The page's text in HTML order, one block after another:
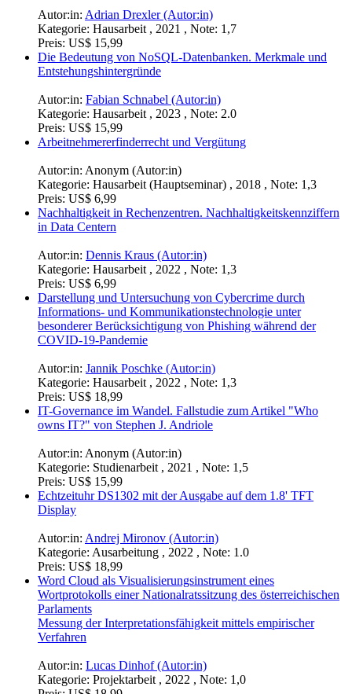
Autor:in: Anonym (Autor:in)
Kategorie: Hausarbeit , 2021 , Note: 1,0
Preis: US$ 18,99
DevOps Prinzipien im IT-Service-Management. Hypothesen
und Methoden
Autor:in:Patrick Schüpferling (Autor:in)
Kategorie: Hausarbeit , 2023 , Note: 2,3
Preis:US$ 18,99
Autor:in:Adrian Drexler (Autor:in)
Kategorie: Hausarbeit , 2021 , Note: 1,7
Preis:US$ 15,99
Die Bedeutung von NoSQL-Datenbanken. Merkmale und
Autor:in:Fabian Schnabel (Autor:in)
Kategorie:Hausarbeit , 2023 , Note: 2.0
Preis:US$ 15,99
Arbeitnehmererfinderrecht und Vergütung
Kategorie:Hausarbeit (Hauptseminar) , 2018 , Note: 1,3
Preis:US$ 6,99
Nachhaltigkeit in Rechenzentren. Nachhaltigkeitskennziffern
in Data Centern
Autor:in:Dennis Kraus (Autor:in)
Kategorie: Hausarbeit , 2022 , Note: 1,3
Preis: US$ 6,99
Darstellung und Untersuchung von Cybercrime durch
Informations- und Kommunikationstechnologie unter
COVID-19-Pandemie
Autor:in:Jannik Poschke (Autor:in)
Kategorie:Hausarbeit , 2022 , Note: 1,3
Preis:US$ 18,99
owns IT?" von Stephen J. Andriole